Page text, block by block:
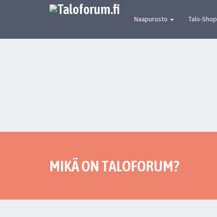
Naapurusto Talo-Shop
[urbaanin keskustelun mekka] Suomen
MIKÄ ON TALOFORUM?